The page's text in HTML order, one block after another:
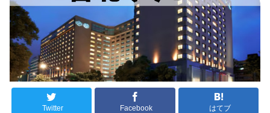
Twitter Facebook はてブ